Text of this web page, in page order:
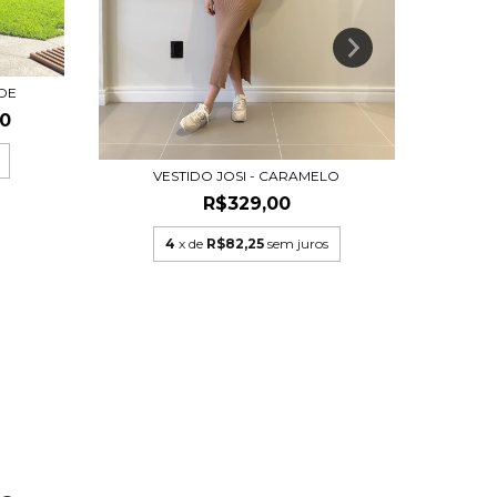
VESTIDO JOSI - CARAMELO
R$329,00
4 x de R$82,25 sem juros